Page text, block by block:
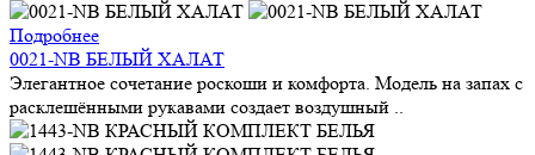
Подробнее
0021-NB БЕЛЫЙ ХАЛАТ
Элегантное сочетание роскоши и комфорта. Модель на запах с
расклешёнными рукавами создает воздушный ..